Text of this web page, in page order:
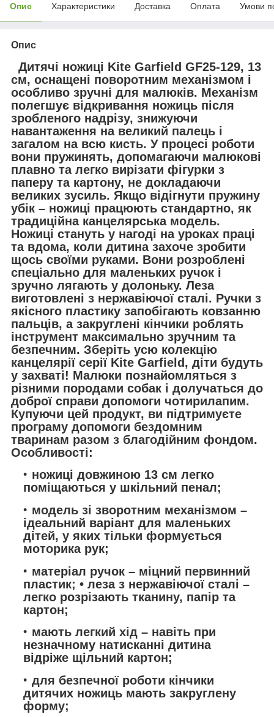
Опис Характеристики Доставка Оплата Умови
Опис
Дитячі ножиці Kite Garfield GF25-129, 13
см, оснащені поворотним механізмом і
особливо зручні для малюків. Механізм
полегшує відкривання ножиць після
зробленого надрізу, знижуючи
навантаження на великий палець і
загалом на всю кисть. У процесі роботи
вони пружинять, допомагаючи малюкові
плавно та легко вирізати фігурки з
паперу та картону, не докладаючи
великих зусиль. Якщо відігнути пружину
убік – ножиці працюють стандартно, як
традиційна канцелярська модель.
Ножиці стануть у нагоді на уроках праці
та вдома, коли дитина захоче зробити
щось своїми руками. Вони розроблені
спеціально для маленьких ручок і
зручно лягають у долоньку. Леза
виготовлені з нержавіючої сталі. Ручки з
якісного пластику запобігають ковзанню
пальців, а закруглені кінчики роблять
інструмент максимально зручним та
безпечним. Зберіть усю колекцію
канцелярії серії Kite Garfield, діти будуть
у захваті! Малюки познайомляться з
різними породами собак і долучаться до
доброї справи допомоги чотирилапим.
Купуючи цей продукт, ви підтримуєте
програму допомоги бездомним
тваринам разом з благодійним фондом.
Особливості:
ножиці довжиною 13 см легко
поміщаються у шкільний пенал;
модель зі зворотним механізмом –
ідеальний варіант для маленьких
дітей, у яких тільки формується
моторика рук;
матеріал ручок – міцний первинний
пластик; • леза з нержавіючої сталі –
легко розрізають тканину, папір та
картон;
мають легкий хід – навіть при
незначному натисканні дитина
відріже щільний картон;
для безпечної роботи кінчики
дитячих ножиць мають закруглену
форму;